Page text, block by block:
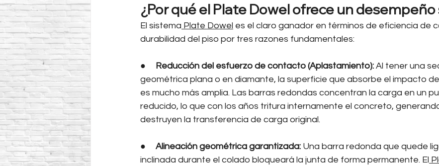
¿Por qué el Plate Dowel ofrece un
El sistema Plate Dowel es el claro ganador en términos de eficiencia de
durabilidad del piso por tres razones fundamentales:
● Reducción del esfuerzo de contacto (Aplastamiento): Al tener una
geométrica plana o en diamante, la superficie que absorbe el impacto
es mucho más amplia. Las barras redondas concentran la carga en un
reducido, lo que con los años tritura internamente el concreto,
destruyen la transferencia de carga original.
● Alineación geométrica garantizada: Una barra redonda que quede
inclinada durante el colado bloqueará la junta de forma permanente. El